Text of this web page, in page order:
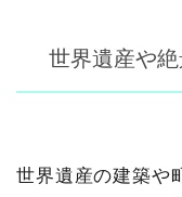
世界遺産や
世界遺産の建築や